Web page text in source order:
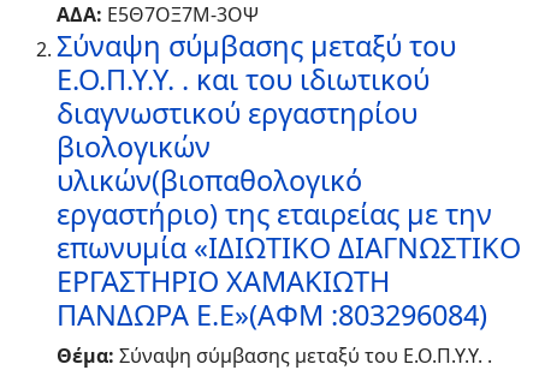
ΑΔΑ: Ε5Θ7ΟΞ7Μ-3ΟΨ
Σύναψη σύμβασης μεταξύ του
Ε.Ο.Π.Υ.Υ. . και του ιδιωτικού
διαγνωστικού εργαστηρίου
βιολογικών
υλικών(βιοπαθολογικό
εργαστήριο) της εταιρείας με την
επωνυμία «ΙΔΙΩΤΙΚΟ ΔΙΑΓΝΩΣΤΙΚΟ
ΕΡΓΑΣΤΗΡΙΟ ΧΑΜΑΚΙΩΤΗ
ΠΑΝΔΩΡΑ Ε.Ε»(ΑΦΜ :803296084)
Θέμα: Σύναψη σύμβασης μεταξύ του Ε.Ο.Π.Υ.Υ. .